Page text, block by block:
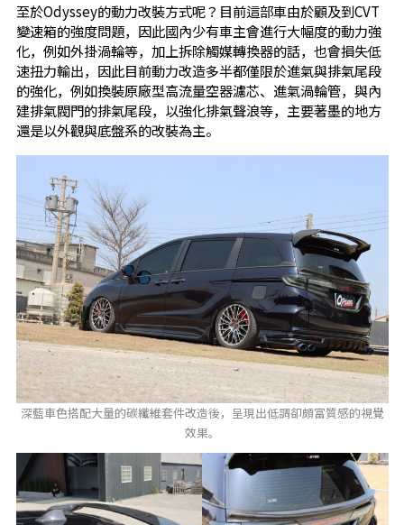
至於Odyssey的動力改裝方式呢？目前這部車由於顧及到CVT
變速箱的強度問題，因此國內少有車主會進行大幅度的動力強
化，例如外掛渦輪等，加上拆除觸媒轉換器的話，也會損失低
速扭力輸出，因此目前動力改造多半都僅限於進氣與排氣尾段
的強化，例如換裝原廠型高流量空器濾芯、進氣渦輪管，與內
建排氣閥門的排氣尾段，以強化排氣聲浪等，主要著墨的地方
還是以外觀與底盤系的改裝為主。
深藍車色搭配大量的碳纖維套件改造後，呈現出低調卻頗富質感的視覺
效果。